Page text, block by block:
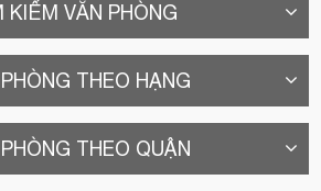
KIẾM VĂN PHÒNG
THEO HẠNG
THEO QUẬN